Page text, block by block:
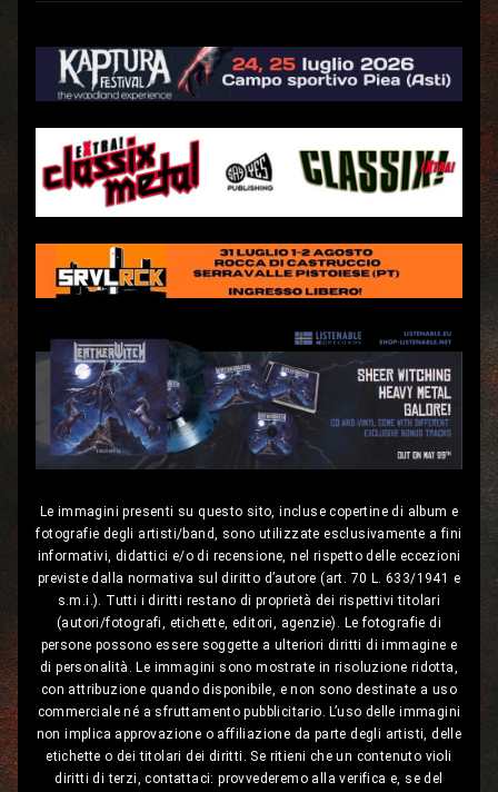
Le immagini presenti su questo sito, incluse copertine di album e
fotografie degli artisti/band, sono utilizzate esclusivamente a fini
informativi, didattici e/o di recensione, nel rispetto delle eccezioni
previste dalla normativa sul diritto d’autore (art. 70 L. 633/1941 e
s.m.i.). Tutti i diritti restano di proprietà dei rispettivi titolari
(autori/fotografi, etichette, editori, agenzie). Le fotografie di
persone possono essere soggette a ulteriori diritti di immagine e
di personalità. Le immagini sono mostrate in risoluzione ridotta,
con attribuzione quando disponibile, e non sono destinate a uso
commerciale né a sfruttamento pubblicitario. L’uso delle immagini
non implica approvazione o affiliazione da parte degli artisti, delle
etichette o dei titolari dei diritti. Se ritieni che un contenuto violi
diritti di terzi, contattaci: provvederemo alla verifica e, se del